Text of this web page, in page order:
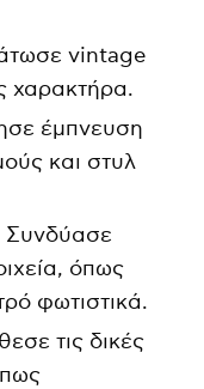
vintage
χαρακτήρα.
έμπνευση
και στυλ
Συνδύασε
όπως
φωτιστικά.
τις δικές